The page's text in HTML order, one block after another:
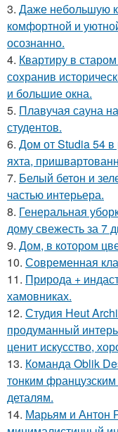
3. Даже небольшую
комфортной и
осознанно.
4. Квартиру в
сохранив
и большие окна.
5. Плавучая сауна
студентов.
6. Дом от Studia 54 в
яхта,
7. Белый бетон и
частью интерьера.
8. Генеральная
дому свежесть за 7
9. Дом, в котором
10. Современная
11. Природа +
хамовниках.
12. Студия Heut
продуманный
ценит искусство,
13. Команда Oblik
тонким
деталям.
14. Марьям и Антон